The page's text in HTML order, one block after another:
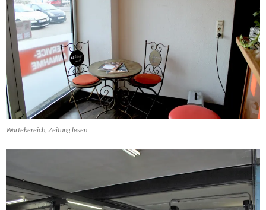
Wartebereich, Zeitung lesen